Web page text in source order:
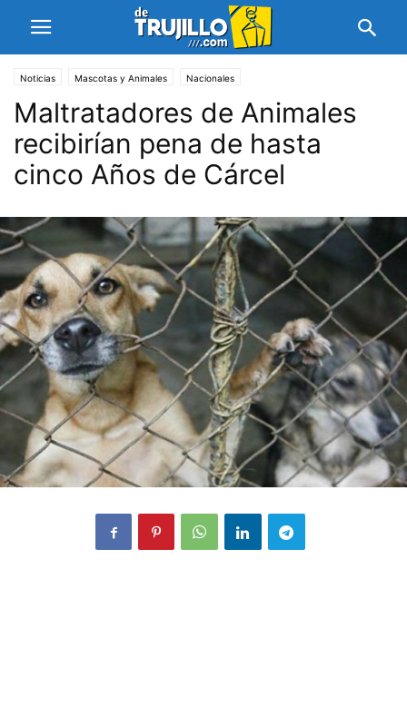
Noticias Mascotas y Animales Nacionales
Maltratadores de Animales
recibirían pena de hasta
cinco Años de Cárcel